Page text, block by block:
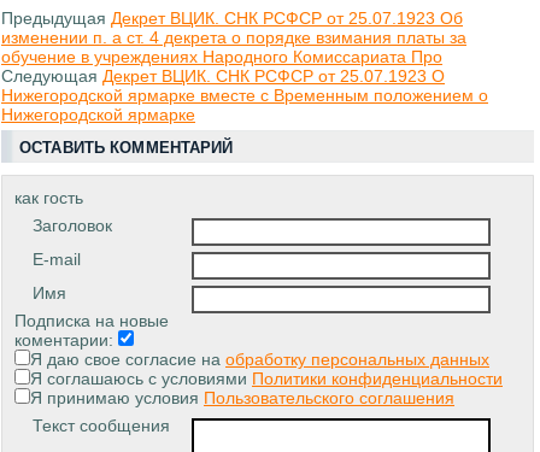
Предыдущая Декрет ВЦИК. СНК РСФСР от 25.07.1923 Об
изменении п. а ст. 4 декрета о порядке взимания платы за
обучение в учреждениях Народного Комиссариата Про
Следующая Декрет ВЦИК. СНК РСФСР от 25.07.1923 О
Нижегородской ярмарке вместе с Временным положением о
Нижегородской ярмарке
ОСТАВИТЬ КОММЕНТАРИЙ
как гость
Заголовок
E-mail
Имя
Подписка на новые
коментарии:
Я даю свое согласие на обработку персональных данных
Я соглашаюсь с условиями Политики конфиденциальности
Я принимаю условия Пользовательского соглашения
Текст сообщения